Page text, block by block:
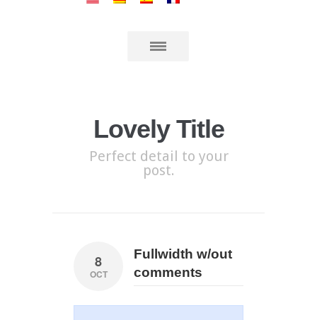
Lovely Title
Perfect detail to your
post.
8
OCT
Fullwidth w/out
comments